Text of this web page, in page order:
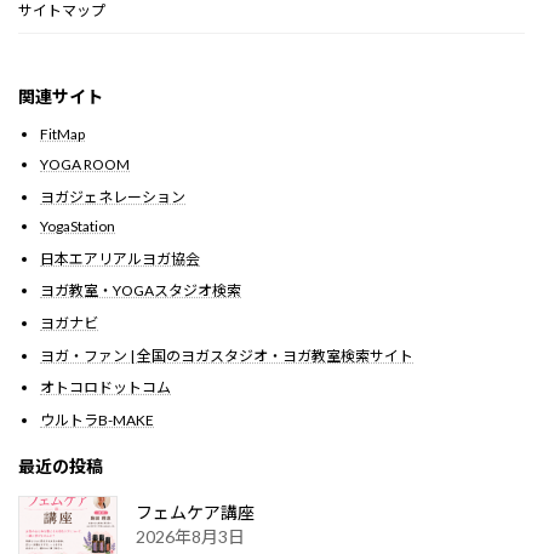
サイトマップ
関連サイト
FitMap
YOGA ROOM
ヨガジェネレーション
YogaStation
日本エアリアルヨガ協会
ヨガ教室・YOGAスタジオ検索
ヨガナビ
ヨガ・ファン | 全国のヨガスタジオ・ヨガ教室検索サイト
オトコロドットコム
ウルトラB-MAKE
最近の投稿
フェムケア講座
2026年8月3日